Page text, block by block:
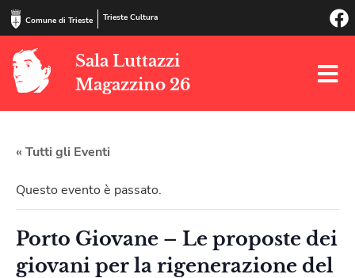
Comune di Trieste Trieste Cultura
Sala Luttazzi
Magazzino 26
« Tutti gli Eventi
Questo evento è passato.
Porto Giovane – Le proposte dei
giovani per la rigenerazione del